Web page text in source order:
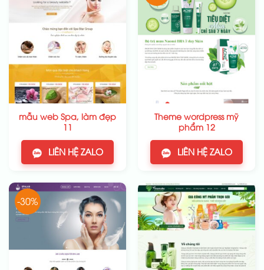
mẫu web Spa, làm đẹp
11
LIÊN HỆ ZALO
Theme wordpress mỹ
phẩm 12
LIÊN HỆ ZALO
-30%